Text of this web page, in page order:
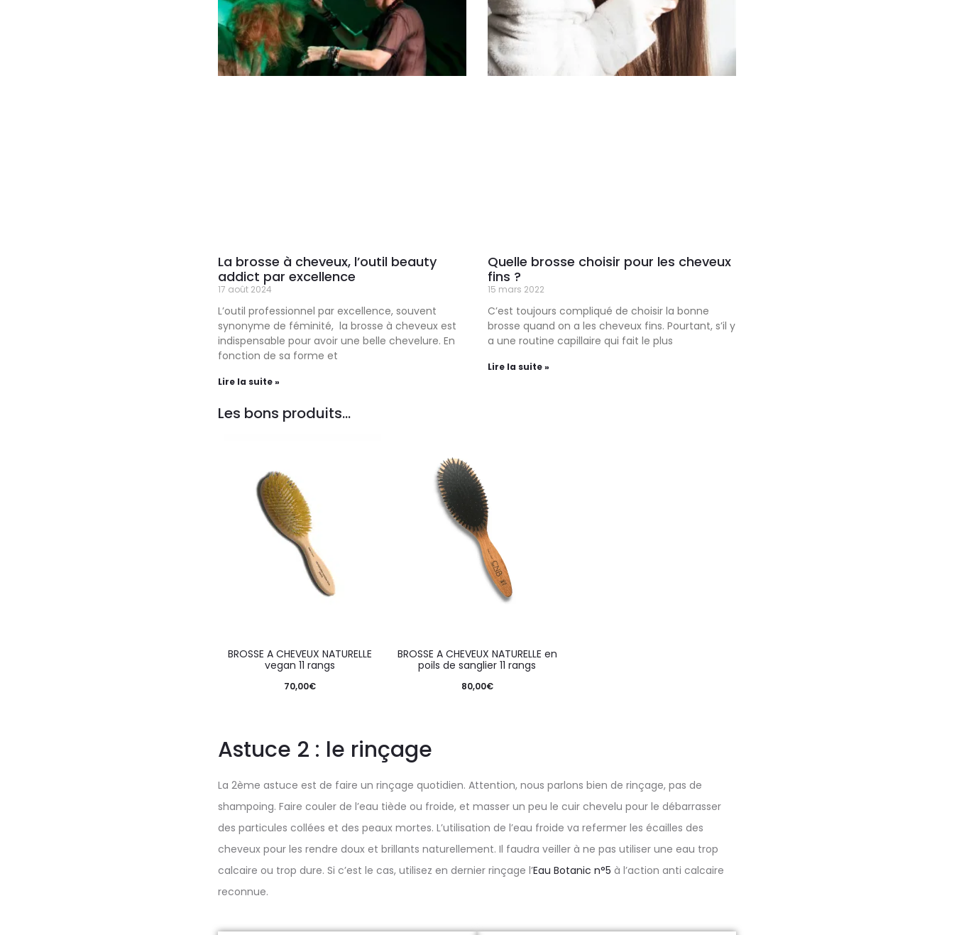
La brosse à cheveux, l’outil beauty
addict par excellence
17 août 2024
L’outil professionnel par excellence, souvent
synonyme de féminité, la brosse à cheveux est
indispensable pour avoir une belle chevelure. En
fonction de sa forme et
Lire la suite »
Quelle brosse choisir pour les cheveux
fins ?
15 mars 2022
C’est toujours compliqué de choisir la bonne
brosse quand on a les cheveux fins. Pourtant, s’il y
a une routine capillaire qui fait le plus
Lire la suite »
Les bons produits...
BROSSE A CHEVEUX NATURELLE
vegan 11 rangs
70,00€
BROSSE A CHEVEUX NATURELLE en
poils de sanglier 11 rangs
80,00€
Astuce 2 : le rinçage
La 2ème astuce est de faire un rinçage quotidien. Attention, nous parlons bien de rinçage, pas de
shampoing. Faire couler de l’eau tiède ou froide, et masser un peu le cuir chevelu pour le débarrasser
des particules collées et des peaux mortes. L’utilisation de l’eau froide va refermer les écailles des
cheveux pour les rendre doux et brillants naturellement. Il faudra veiller à ne pas utiliser une eau trop
calcaire ou trop dure. Si c’est le cas, utilisez en dernier rinçage l’Eau Botanic n°5 à l’action anti calcaire
reconnue.